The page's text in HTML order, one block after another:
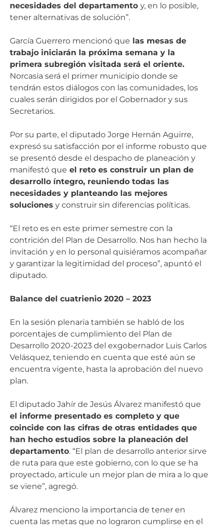
necesidades del departamento y, en lo posible,
tener alternativas de solución”.
García Guerrero mencionó que las mesas de
trabajo iniciarán la próxima semana y la
primera subregión visitada será el oriente.
Norcasia será el primer municipio donde se
tendrán estos diálogos con las comunidades, los
cuales serán dirigidos por el Gobernador y sus
Secretarios.
Por su parte, el diputado Jorge Hernán Aguirre,
expresó su satisfacción por el informe robusto que
se presentó desde el despacho de planeación y
manifestó que el reto es construir un plan de
desarrollo íntegro, reuniendo todas las
necesidades y planteando las mejores
soluciones y construir sin diferencias políticas.
“El reto es en este primer semestre con la
contrición del Plan de Desarrollo. Nos han hecho la
invitación y en lo personal quisiéramos acompañar
y garantizar la legitimidad del proceso”, apuntó el
diputado.
Balance del cuatrienio 2020 – 2023
En la sesión plenaria también se habló de los
porcentajes de cumplimiento del Plan de
Desarrollo 2020-2023 del exgobernador Luis Carlos
Velásquez, teniendo en cuenta que esté aún se
encuentra vigente, hasta la aprobación del nuevo
plan.
El diputado Jahír de Jesús Álvarez manifestó que
el informe presentado es completo y que
coincide con las cifras de otras entidades que
han hecho estudios sobre la planeación del
departamento. “El plan de desarrollo anterior sirve
de ruta para que este gobierno, con lo que se ha
proyectado, articule un mejor plan de mira a lo que
se viene”, agregó.
Álvarez menciono la importancia de tener en
cuenta las metas que no lograron cumplirse en el